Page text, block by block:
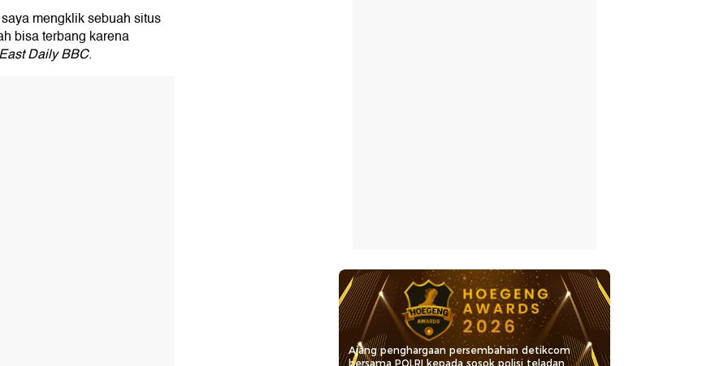
mengklik sebuah situs
bisa terbang karena
Daily BBC.
Ajang penghargaan persembahan detikcom
bersama POLRI kepada sosok polisi teladan.